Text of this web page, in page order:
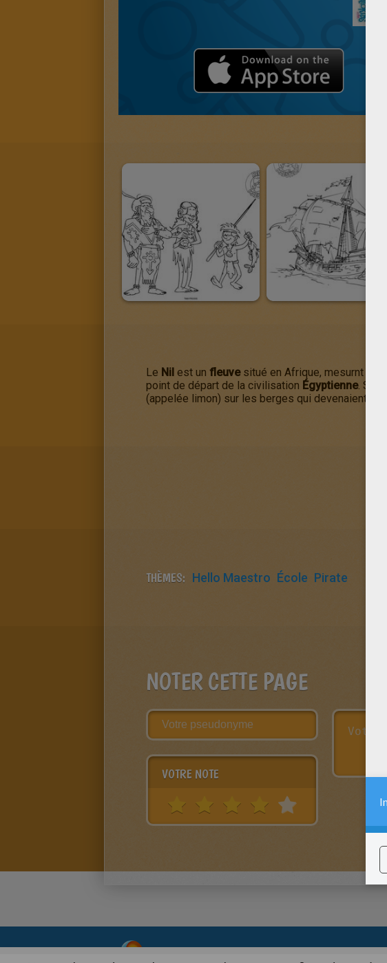
Le Nil est un fleuvesitué en Afrique, mesurnt
point de départ de la civilisation Égyptienne. Ses
(appelée limon) sur les berges qui devenaient
THÈMES: Hello Maestro École Pirate
NOTER CETTE PAGE
VOTRE NOTE